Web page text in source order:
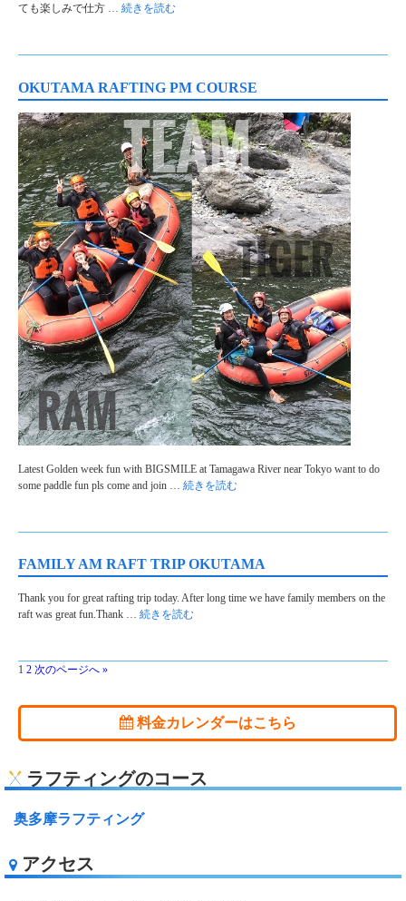
ても楽しみで仕方 … 続きを読む
OKUTAMA RAFTING PM COURSE
Latest Golden week fun with BIGSMILE at Tamagawa River near Tokyo want to do
some paddle fun pls come and join … 続きを読む
FAMILY AM RAFT TRIP OKUTAMA
Thank you for great rafting trip today. After long time we have family members on the
raft was great fun.Thank … 続きを読む
1 2 次のページへ »
料金カレンダーはこちら
ラフティングのコース
奥多摩ラフティング
アクセス